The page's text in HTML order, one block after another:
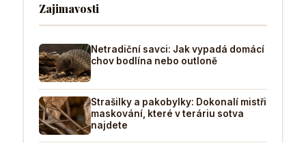
Zajimavosti
Netradiční savci: Jak vypadá domácí
chov bodlína nebo outloně
Strašilky a pakobylky: Dokonalí mistři
maskování, které v teráriu sotva
najdete